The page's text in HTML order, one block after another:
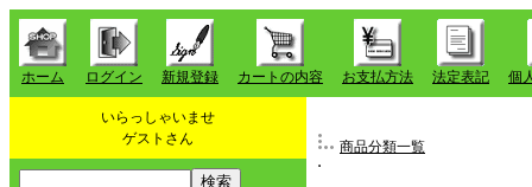
ホーム ログイン 新規登録 カートの内容 お支払方法 法定表記 個
いらっしゃいませ
ゲストさん
商品分類一覧